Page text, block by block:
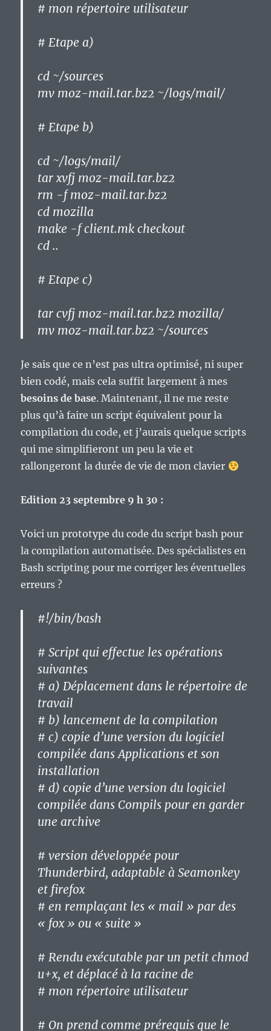
# mon répertoire utilisateur
# Etape a)
cd ~/sources
mv moz-mail.tar.bz2 ~/logs/mail/
# Etape b)
cd ~/logs/mail/
tar xvfj moz-mail.tar.bz2
rm -f moz-mail.tar.bz2
cd mozilla
make -f client.mk checkout
cd ..
# Etape c)
tar cvfj moz-mail.tar.bz2 mozilla/
mv moz-mail.tar.bz2 ~/sources
Je sais que ce n’est pas ultra optimisé, ni super
bien codé, mais cela suffit largement à mes
besoins de base. Maintenant, il ne me reste
plus qu’à faire un script équivalent pour la
compilation du code, et j’aurais quelque scripts
qui me simplifieront un peu la vie et
rallongeront la durée de vie de mon clavier
Edition 23 septembre 9 h 30 :
Voici un prototype du code du script bash pour
la compilation automatisée. Des spécialistes en
Bash scripting pour me corriger les éventuelles
erreurs ?
#!/bin/bash
# Script qui effectue les opérations
suivantes
# a) Déplacement dans le répertoire de
travail
# b) lancement de la compilation
# c) copie d’une version du logiciel
compilée dans Applications et son
installation
# d) copie d’une version du logiciel
compilée dans Compils pour en garder
une archive
# version développée pour
Thunderbird, adaptable à Seamonkey
et firefox
# en remplaçant les « mail » par des
« fox » ou « suite »
# Rendu exécutable par un petit chmod
u+x, et déplacé à la racine de
# mon répertoire utilisateur
# On prend comme prérequis que le